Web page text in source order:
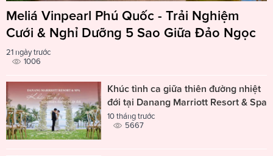
Meliá Vinpearl Phú Quốc - Trải Nghiệm
Cưới & Nghỉ Dưỡng 5 Sao Giữa Đảo Ngọc
21 ngày trước
1006
Khúc tình ca giữa thiên đường nhiệt
đới tại Danang Marriott Resort & Spa
10 tháng trước
5667